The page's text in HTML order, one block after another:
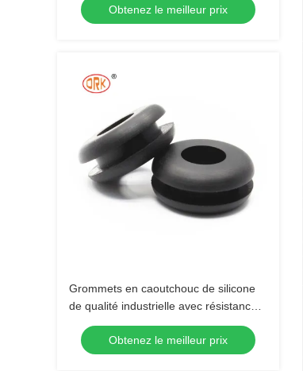
Obtenez le meilleur prix
Grommets en caoutchouc de silicone
de qualité industrielle avec résistance à
la traction protègent les fils
Obtenez le meilleur prix